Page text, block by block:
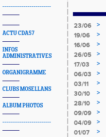
-------------------------
ACTU CDA57
INFOS
ADMINISTRATIVES
ORGANIGRAMME
CLUBS MOSELLANS
ALBUM PHOTOS
-------------------------
23/06 >
19/06
>
16/06
>
26/05
>
17/03
>
06/03
>
03/11
>
30/10
>
28/10
>
09/09
>
04/09
>
01/07
>